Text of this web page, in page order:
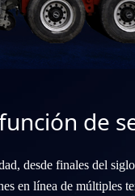
de
desde finales del
en línea de múltiples